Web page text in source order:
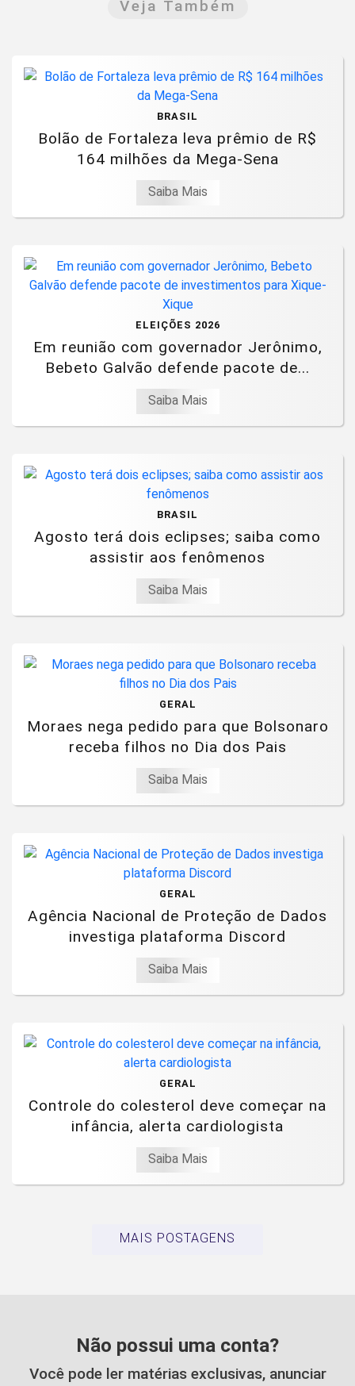
Veja Também
BRASIL
Bolão de Fortaleza leva prêmio de R$
164 milhões da Mega-Sena
Saiba Mais
ELEIÇÕES 2026
Em reunião com governador Jerônimo,
Bebeto Galvão defende pacote de...
Saiba Mais
BRASIL
Agosto terá dois eclipses; saiba como
assistir aos fenômenos
Saiba Mais
GERAL
Moraes nega pedido para que Bolsonaro
receba filhos no Dia dos Pais
Saiba Mais
GERAL
Agência Nacional de Proteção de Dados
investiga plataforma Discord
Saiba Mais
GERAL
Controle do colesterol deve começar na
infância, alerta cardiologista
Saiba Mais
MAIS POSTAGENS
Não possui uma conta?
Você pode ler matérias exclusivas, anunciar